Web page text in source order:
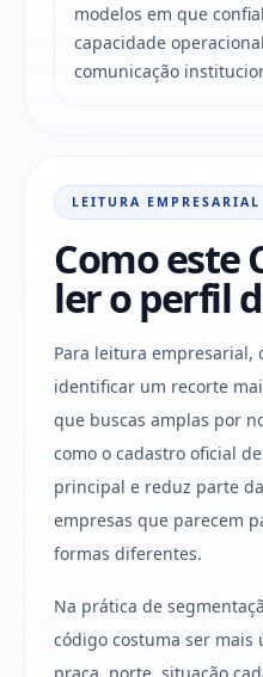
modelos em que
capacidade
comunicação
LEITURA EMPRESARIAL
Como este
ler o perfil
Para leitura empresarial,
identificar um recorte
que buscas amplas por
como o cadastro oficial
principal e reduz parte
empresas que parecem
formas diferentes.
Na prática de
código costuma ser mais